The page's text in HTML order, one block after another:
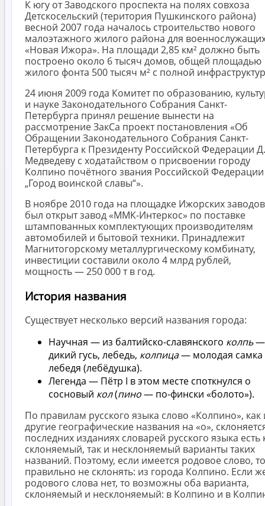
К югу от Заводского проспекта на полях совхоза
Детскосельский (територия Пушкинского района)
весной 2007 года началось строительство нового
малоэтажного жилого района для
«Новая Ижора». На площади 2,85 км² должно быть
построено около 6 тысяч домов, общей площадью
жилого фонта 500 тысяч м² с полной
24 июня 2009 года Комитет по образованию,
и науке Законодательного Собрания Санкт-
Петербурга принял решение вынести на
рассмотрение ЗакСа проект постановления «Об
Обращении Законодательного Собрания Санкт-
Петербурга к Президенту Российской Федерации
Медведеву с ходатайством о присвоении городу
Колпино почётного звания Российской Федерации
„Город воинской славы“».
В ноябре 2010 года на площадке Ижорских заводов
был открыт завод «ММК-Интеркос» по поставке
штампованных комплектующих производителям
автомобилей и бытовой техники. Принадлежит
Магнитогорскому металлургическому комбинату,
инвестиции составили около 4 млрд рублей,
мощность — 250 000 т в год.
История названия
Существует несколько версий названия города:
Научная — из балтийско-славянского колпь—
дикий гусь, лебедь, колпица— молодая самка
лебедя (лебёдушка).
Легенда — Пётр I в этом месте споткнулся о
сосновый кол(пино— по-фински «болото»).
По правилам русского языка слово «Колпино», как
другие географические названия на «о»,
последних изданиях словарей русского языка есть
склоняемый, так и несклоняемый варианты таких
названий. Поэтому, если имеется родовое слово, то
правильно не склонять: из города Колпино. Если
родового слова нет, то возможны оба варианта,
склоняемый и несклоняемый: в Колпино и в